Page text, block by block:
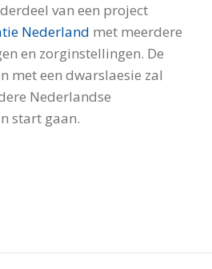
van een project
Nederland met meerdere
en zorginstellingen. De
met een dwarslaesie zal
Nederlandse
start gaan.